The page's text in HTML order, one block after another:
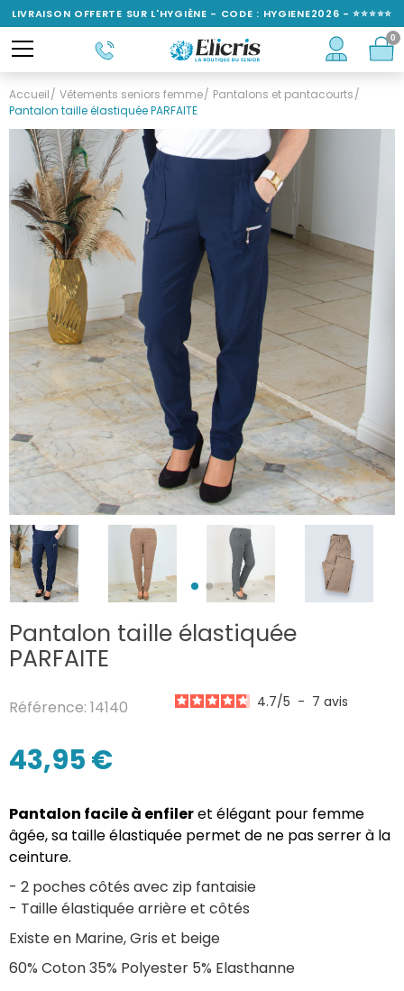
Accueil Vêtements seniors femme
Pantalons et pantacourts
Pantalon taille élastiquée PARFAITE
Pantalon taille élastiquée
PARFAITE
Référence: 14140 4.7/5 - 7 avis
43,95 €
Pantalon facile à enfileret élégant pour femme
âgée, sa taille élastiquée permet de ne pas serrer à la
ceinture.
- 2 poches côtés avec zip fantaisie
- Taille élastiquée arrière et côtés
Existe en Marine, Gris et beige
60% Coton 35% Polyester 5% Elasthanne
LIVRAISON OFFERTE SUR L'HYGIÈNE - CODE : HYGIENE2026 - ⭐⭐⭐⭐⭐
NOTÉ 4,6/5
0